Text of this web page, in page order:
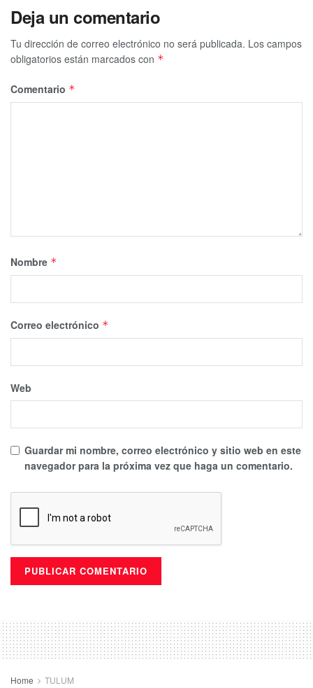
Deja un comentario
Tu dirección de correo electrónico no será publicada. Los campos
obligatorios están marcados con *
Comentario *
Nombre *
Correo electrónico *
Web
Guardar mi nombre, correo electrónico y sitio web en este
navegador para la próxima vez que haga un comentario.
Home TULUM